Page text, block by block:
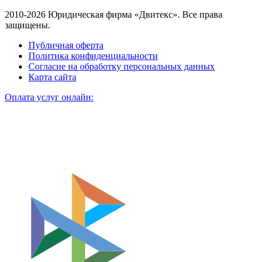
2010-2026 Юридическая фирма «Двитекс». Все права
защищены.
Публичная оферта
Политика конфиденциальности
Согласие на обработку персональных данных
Карта сайта
Оплата услуг онлайн: